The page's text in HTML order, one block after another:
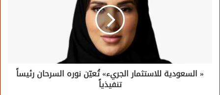
« السعودية للاستثمار الجريء» تُعيّن نوره السرحان رئيساً
تنفيذياً